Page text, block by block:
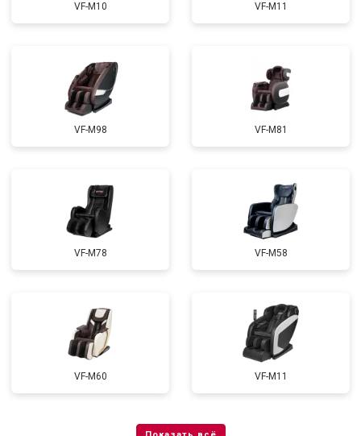
VF-M10 VF-M11
VF-M98 VF-M81
VF-M78 VF-M58
VF-M60 VF-M11